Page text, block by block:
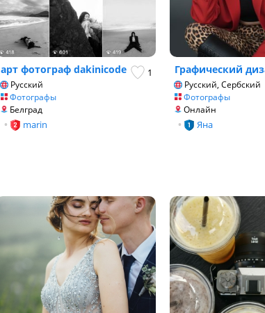
1
арт фотограф dakinicode
Русский
Фотографы
Белград
• marin
Графический
Русский, Сербский
Фотографы
Онлайн
• Яна